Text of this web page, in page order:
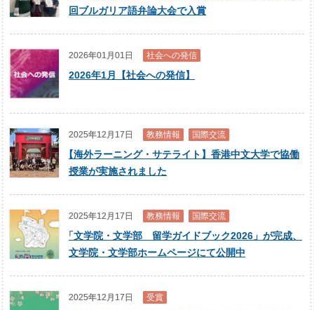
回ブルガリア語弁論大会で入賞
2026年01月01日 社会への発信
2026年1月【社会への発信】
2025年12月17日 教務情報 国際交流
【海外ラーニング・サテライト】香港中文大学で協働
授業が実施されました
2025年12月17日 教務情報 国際交流
「文学院・文学部 留学ガイドブック2026」が完成、
文学院・文学部ホームページにて公開中
2025年12月17日 受賞